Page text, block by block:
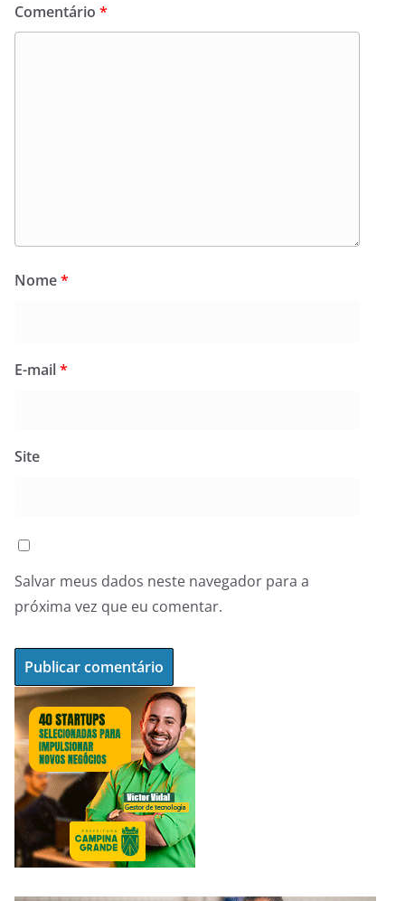
Comentário *
Nome*
E-mail*
Site
Salvar meus dados neste navegador para a
próxima vez que eu comentar.